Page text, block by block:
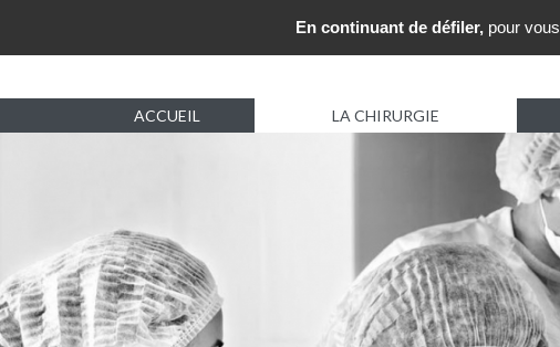
En continuant de défiler,pour vous
ACCUEIL LA CHIRURGIE